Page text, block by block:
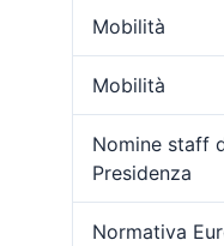
Mobilità
Mobilità
Nomine staff
Presidenza
Normativa